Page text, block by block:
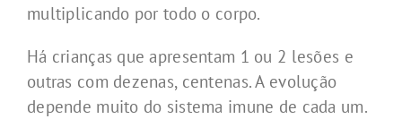
multiplicando por todo o corpo.
Há crianças que apresentam 1 ou 2 lesões e
outras com dezenas, centenas. A evolução
depende muito do sistema imune de cada um.